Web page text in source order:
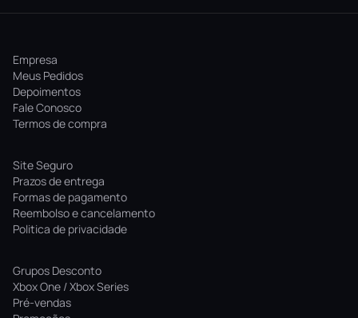
Empresa
Meus Pedidos
Depoimentos
Fale Conosco
Termos de compra
Site Seguro
Prazos de entrega
Formas de pagamento
Reembolso e cancelamento
Politica de privacidade
Grupos Desconto
Xbox One / Xbox Series
Pré-vendas